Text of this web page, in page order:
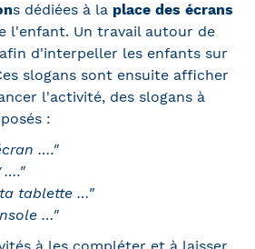
s dédiées à la place des écrans
l'enfant. Un travail autour de
d'interpeller les enfants sur
slogans sont ensuite afficher
l'activité, des slogans à
:
…."
…."
tablette …"
…"